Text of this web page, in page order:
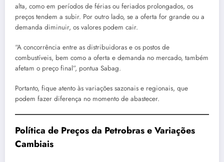
alta, como em períodos de férias ou feriados prolongados, os
preços tendem a subir. Por outro lado, se a oferta for grande ou a
demanda diminuir, os valores podem cair.
“A concorrência entre as distribuidoras e os postos de
combustíveis, bem como a oferta e demanda no mercado, também
afetam o preço final”, pontua Sabag.
Portanto, fique atento às variações sazonais e regionais, que
podem fazer diferença no momento de abastecer.
Política de Preços da Petrobras e Variações
Cambiais